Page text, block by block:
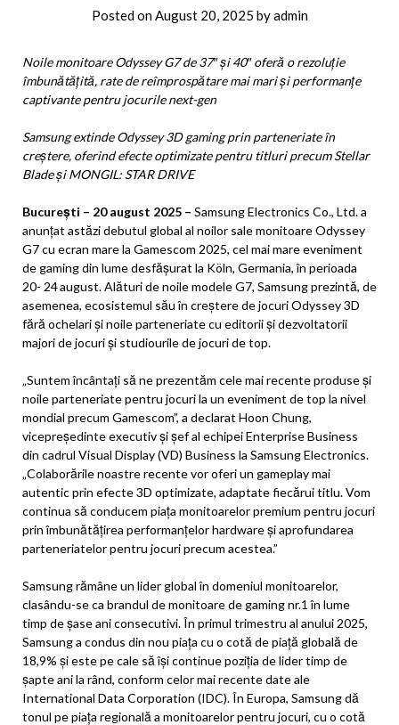
Posted on August 20, 2025 byadmin
Noile monitoare Odyssey G7 de 37″ și 40″ oferă o rezoluție
îmbunătățită, rate de reîmprospătare mai mari și performanțe
captivante pentru jocurile next-gen
Samsung extinde Odyssey 3D gaming prin parteneriate în
creștere, oferind efecte optimizate pentru titluri precum Stellar
Blade și MONGIL: STAR DRIVE
București – 20 august 2025 – Samsung Electronics Co., Ltd. a
anunțat astăzi debutul global al noilor sale monitoare Odyssey
G7 cu ecran mare la Gamescom 2025, cel mai mare eveniment
de gaming din lume desfășurat la Köln, Germania, în perioada
20- 24august. Alături de noile modele G7, Samsung prezintă, de
asemenea, ecosistemul său în creștere de jocuri Odyssey 3D
fără ochelari și noile parteneriate cu editorii și dezvoltatorii
majori de jocuri și studiourile de jocuri de top.
„Suntem încântați să ne prezentăm cele mai recente produse și
noile parteneriate pentru jocuri la un eveniment de top la nivel
mondial precum Gamescom”, a declarat Hoon Chung,
vicepreședinte executiv și șef al echipei Enterprise Business
din cadrul Visual Display (VD) Business la Samsung Electronics.
„Colaborările noastre recente vor oferi un gameplay mai
autentic prin efecte 3D optimizate, adaptate fiecărui titlu. Vom
continua să conducem piața monitoarelor premium pentru jocuri
prin îmbunătățirea performanțelor hardware și aprofundarea
parteneriatelor pentru jocuri precum acestea.”
Samsung rămâne un lider global în domeniul monitoarelor,
clasându-se ca brandul de monitoare de gaming nr.1 în lume
timp de șase ani consecutivi. În primul trimestru al anului 2025,
Samsung a condus din nou piața cu o cotă de piață globală de
18,9% și este pe cale să își continue poziția de lider timp de
șapte ani la rând, conform celor mai recente date ale
International Data Corporation (IDC). În Europa, Samsung dă
tonul pe piața regională a monitoarelor pentru jocuri, cu o cotă